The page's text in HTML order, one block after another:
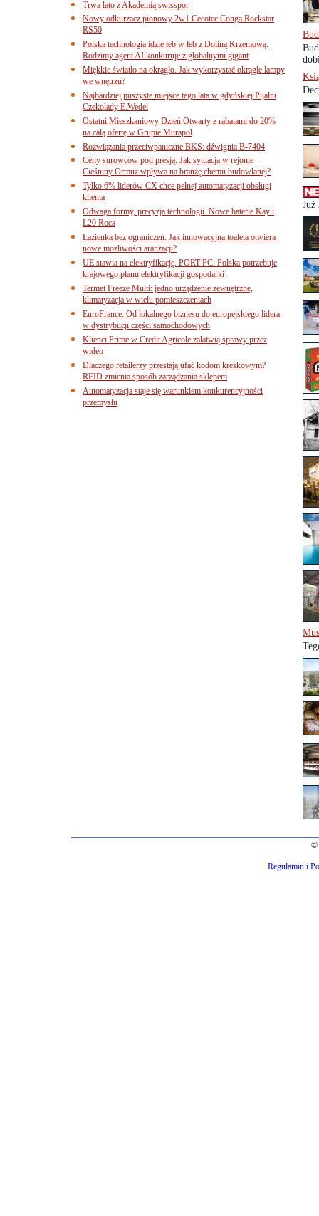
Już
Trwa lato z Akademią swisspor
Nowy odkurzacz pionowy 2w1 Cecotec Conga Rockstar
RS50
Polska technologia idzie łeb w łeb z Doliną Krzemową.
Rodzimy agent AI konkuruje z globalnymi gigant
Miękkie światło na okrągło. Jak wykorzystać okrągłe lampy
we wnętrzu?
Najbardziej puszyste miejsce tego lata w gdyńskiej Pijalni
Czekolady E.Wedel
Ostatni Mieszkaniowy Dzień Otwarty z rabatami do 20%
na całą ofertę w Grupie Murapol
Rozwiązania przeciwpaniczne BKS: dźwignia B-7404
Ceny surowców pod presją. Jak sytuacja w rejonie
Cieśniny Ormuz wpływa na branżę chemii budowlanej?
Tylko 6% liderów CX chce pełnej automatyzacji obsługi
klienta
Odwaga formy, precyzja technologii. Nowe baterie Kay i
L20 Roca
Łazienka bez ograniczeń. Jak innowacyjna toaleta otwiera
nowe możliwości aranżacji?
UE stawia na elektryfikację. PORT PC: Polska potrzebuje
krajowego planu elektryfikacji gospodarki
Termet Freeze Multi: jedno urządzenie zewnętrzne,
klimatyzacja w wielu pomieszczeniach
EuroFrance: Od lokalnego biznesu do europejskiego lidera
w dystrybucji części samochodowych
Klienci Prime w Credit Agricole załatwią sprawy przez
wideo
Dlaczego retailerzy przestają ufać kodom kreskowym?
RFID zmienia sposób zarządzania sklepem
Automatyzacja staje się warunkiem konkurencyjności
przemysłu
©
Regulamin i